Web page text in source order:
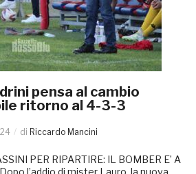
pensa al cambio
ritorno al 4-3-3
di Riccardo Mancini
PER RIPARTIRE: IL BOMBER E’ A